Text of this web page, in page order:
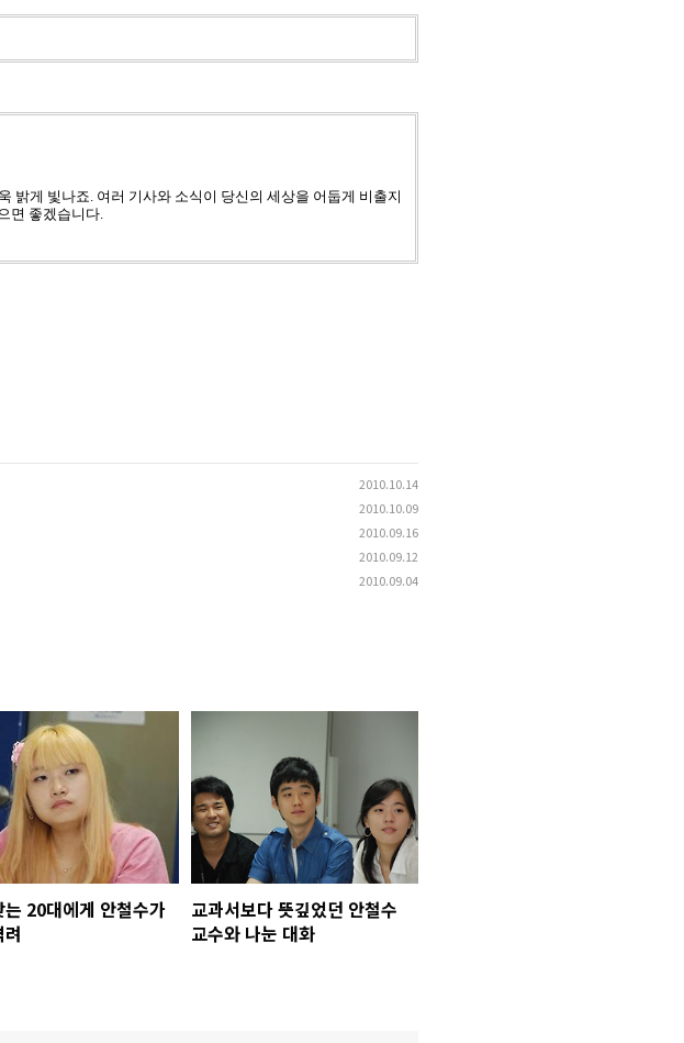
밝게 빛나죠. 여러 기사와 소식이 당신의 세상을 어둡게 비출지
면 좋겠습니다.
2010.10.14
2010.10.09
2010.09.16
2010.09.12
2010.09.04
는 20대에게 안철수가
교과서보다 뜻깊었던 안철수
교수와 나눈 대화